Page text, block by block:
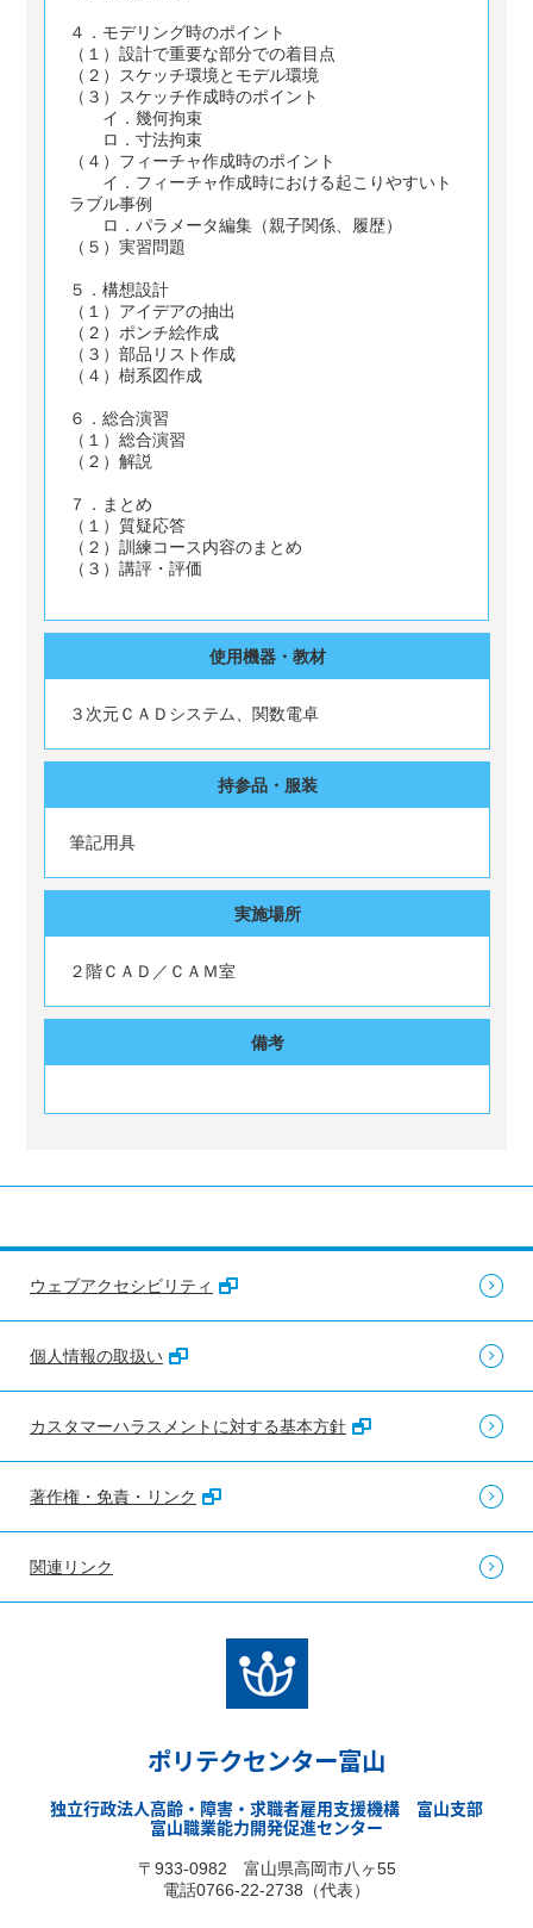
４．モデリング時のポイント
（１）設計で重要な部分での着目点
（２）スケッチ環境とモデル環境
（３）スケッチ作成時のポイント
イ．幾何拘束
ロ．寸法拘束
（４）フィーチャ作成時のポイント
イ．フィーチャ作成時における起こりやすいト
ラブル事例
ロ．パラメータ編集（親子関係、履歴）
（５）実習問題
５．構想設計
（１）アイデアの抽出
（２）ポンチ絵作成
（３）部品リスト作成
（４）樹系図作成
６．総合演習
（１）総合演習
（２）解説
７．まとめ
（１）質疑応答
（２）訓練コース内容のまとめ
（３）講評・評価
使用機器・教材
３次元ＣＡＤシステム、関数電卓
持参品・服装
筆記用具
実施場所
２階ＣＡＤ／ＣＡＭ室
備考
ウェブアクセシビリティ
個人情報の取扱い
カスタマーハラスメントに対する基本方針
著作権・免責・リンク
関連リンク
ポリテクセンター富山
独立行政法人高齢・障害・求職者雇用支援機構 富山支部
富山職業能力開発促進センター
〒933-0982 富山県高岡市八ヶ55
電話0766-22-2738（代表）